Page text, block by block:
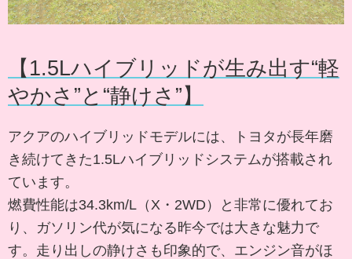
【1.5Lハイブリッドが生み出す“軽
やかさ”と“静けさ”】
アクアのハイブリッドモデルには、トヨタが長年磨
き続けてきた1.5Lハイブリッドシステムが搭載され
ています。
燃費性能は34.3km/L（X・2WD）と非常に優れてお
り、ガソリン代が気になる昨今では大きな魅力で
す。走り出しの静けさも印象的で、エンジン音がほ